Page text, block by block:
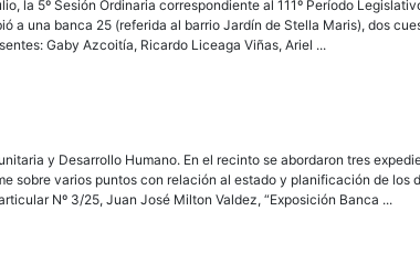
la 5º Sesión Ordinaria correspondiente al 111º Período
a una banca 25 (referida al barrio Jardín de Stella Maris), dos
Gaby Azcoitía, Ricardo Liceaga Viñas, Ariel ...
y Desarrollo Humano. En el recinto se abordaron tres
sobre varios puntos con relación al estado y planificación de los
Nº 3/25, Juan José Milton Valdez, “Exposición Banca ...